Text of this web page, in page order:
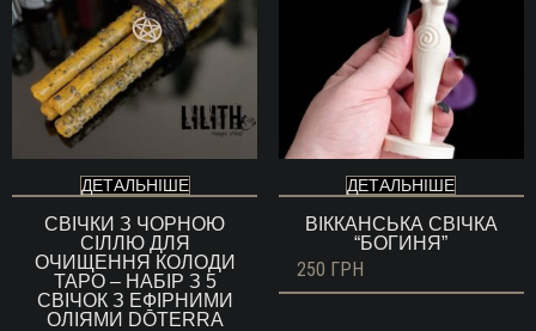
ДЕТАЛЬНІШЕ
СВІЧКИ З ЧОРНОЮ
СІЛЛЮ ДЛЯ
ОЧИЩЕННЯ КОЛОДИ
ТАРО – НАБІР З 5
СВІЧОК З ЕФІРНИМИ
ОЛІЯМИ DŌTERRA
ДЕТАЛЬНІШЕ
ВІККАНСЬКА СВІЧКА
“БОГИНЯ”
250 ГРН